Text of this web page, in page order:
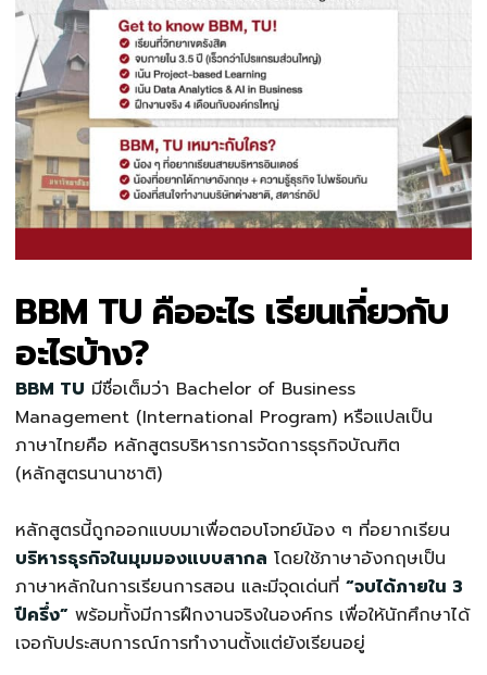
BBM TU คืออะไร เรียนเกี่ยวกับ
อะไรบ้าง?
BBM TU มีชื่อเต็มว่า Bachelor of Business
Management (International Program) หรือแปลเป็น
ภาษาไทยคือ หลักสูตรบริหารการจัดการธุรกิจบัณฑิต
(หลักสูตรนานาชาติ)
หลักสูตรนี้ถูกออกแบบมาเพื่อตอบโจทย์น้อง ๆ ที่อยากเรียน
บริหารธุรกิจในมุมมองแบบสากล โดยใช้ภาษาอังกฤษเป็น
ภาษาหลักในการเรียนการสอน และมีจุดเด่นที่“จบได้ภายใน 3
ปีครึ่ง” พร้อมทั้งมีการฝึกงานจริงในองค์กร เพื่อให้นักศึกษาได้
เจอกับประสบการณ์การทำงานตั้งแต่ยังเรียนอยู่